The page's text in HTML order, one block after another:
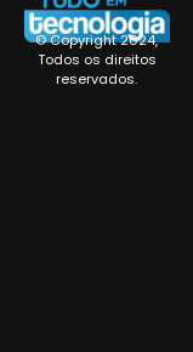
© Copyright 2024,
Todos os direitos
reservados.